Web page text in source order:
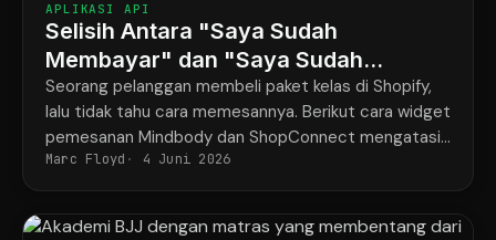
APLIKASI API
Selisih Antara "Saya Sudah
Membayar" dan "Saya Sudah
Dipesan"
Seorang pelanggan membeli paket kelas di Shopify,
lalu tidak tahu cara memesannya. Berikut cara widget
pemesanan Mindbody dan ShopConnect mengatasi
masalah tersebut untuk selamanya.
Marc Floyd 4 Juni 2026